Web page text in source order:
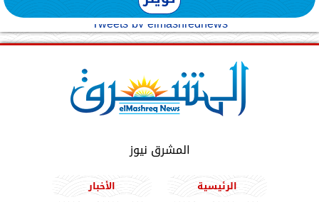
Tweets by elmashreqnews
المشرق نيوز
الرئيسية الأخبار